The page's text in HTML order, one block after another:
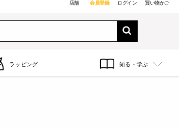
店舗 会員登録 ログイン 買い物かご
ラッピング 知る・学ぶ